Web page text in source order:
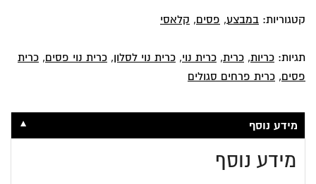
קטגוריות: במבצע, פסים, קלאסי
תגיות: כריות, כרית, כרית נוי, כרית נוי לסלון, כרית נוי פסים, כרית
פסים, כרית פרחים סגולים
מידע נוסף ▼
מידע נוסף